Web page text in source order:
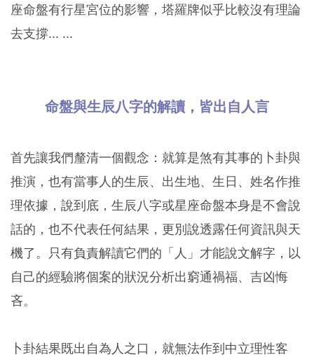
座命盤有行星宮位的影響，塔羅牌似乎比較沒有理論
去支撐... ...
命盤與生辰八字的解讀，皆出自人言
首先讓我們釐清一個觀念：就算是煞有其事的卜卦與
推演，也有當事人的生辰、出生地、生日、姓名作推
理依據，說到底，生辰八字或星座命盤本身是不會說
話的，也不代表任何結果，更別說透露任何資訊與天
機了。只有負責解讀它們的「人」才能說文解字，以
自己的經驗將個案的狀況分析出窮通禍福、吉凶悔
吝。
卜卦結果既出自為人之口，就無法作到中立理性客